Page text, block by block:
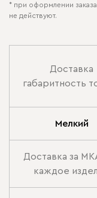
* при оформлении
не действуют.
Доставка
габаритность
Мелкий
Доставка за
каждое